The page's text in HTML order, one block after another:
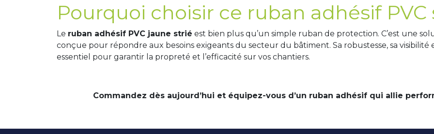
Pourquoi choisir ce ruban adhésif PVC
Le ruban adhésif PVC jaune strié est bien plus qu’un simple ruban de protection. C’est une
conçue pour répondre aux besoins exigeants du secteur du bâtiment. Sa robustesse, sa visibilité
essentiel pour garantir la propreté et l’efficacité sur vos chantiers.
Commandez dès aujourd’hui et équipez-vous d’un ruban adhésif qui allie